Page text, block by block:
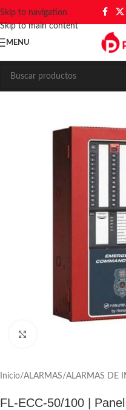
Skip to navigation
Skip to main content
MENU
Inicio/ALARMAS/ALARMAS DE
FL-ECC-50/100 |